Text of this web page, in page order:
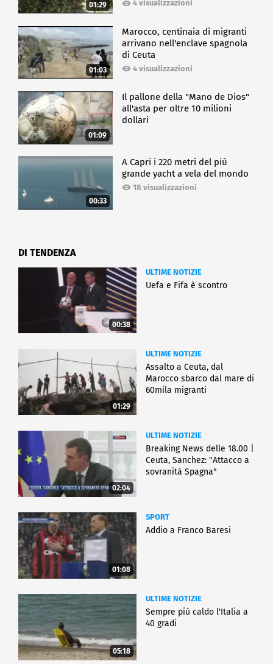
01:29 4 visualizzazioni
01:03
Marocco, centinaia di migranti
arrivano nell'enclave spagnola
di Ceuta
4 visualizzazioni
01:09
Il pallone della "Mano de Dios"
all'asta per oltre 10 milioni
dollari
00:33
A Capri i 220 metri del più
grande yacht a vela del mondo
18 visualizzazioni
DI TENDENZA
00:38
ULTIME NOTIZIE
Uefa e Fifa è scontro
01:29
ULTIME NOTIZIE
Assalto a Ceuta, dal
Marocco sbarco dal mare di
60mila migranti
02:04
ULTIME NOTIZIE
Breaking News delle 18.00 |
Ceuta, Sanchez: "Attacco a
sovranità Spagna"
01:08
SPORT
Addio a Franco Baresi
05:18
ULTIME NOTIZIE
Sempre più caldo l'Italia a
40 gradi